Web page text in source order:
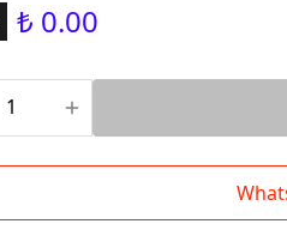
₺ 0.00